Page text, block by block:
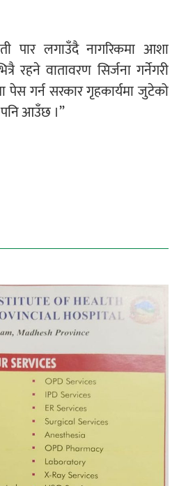
पार लगाउँदै नागरिकमा आशा
रहने वातावरण सिर्जना गर्नेगरी
पेस गर्न सरकार गृहकार्यमा जुटेको
आउँछ ।”